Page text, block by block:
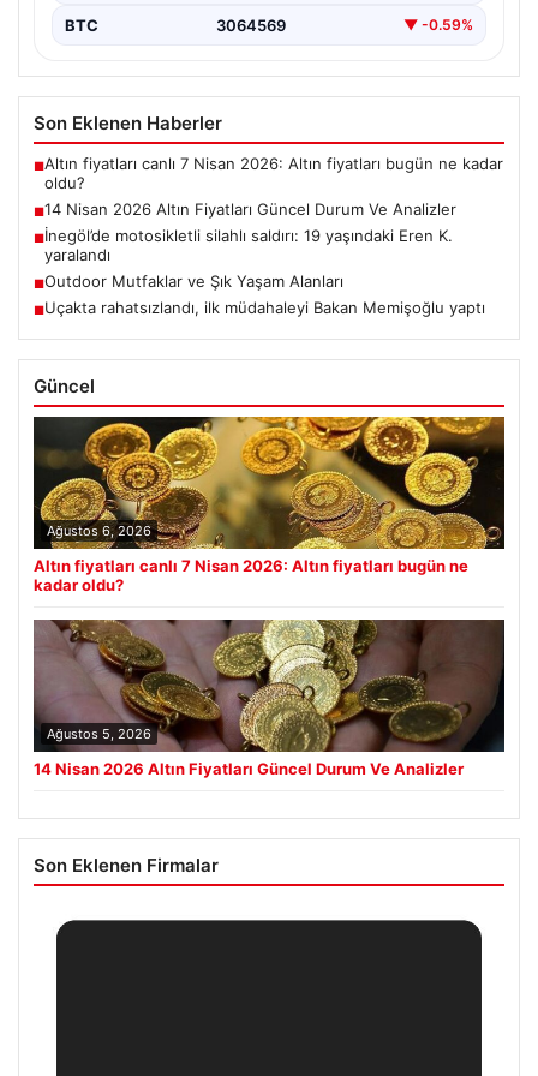
BTC 3064569 ▼ -0.59%
Son Eklenen Haberler
■Altın fiyatları canlı 7 Nisan 2026: Altın fiyatları bugün ne kadar
oldu?
■14 Nisan 2026 Altın Fiyatları Güncel Durum Ve Analizler
■İnegöl’de motosikletli silahlı saldırı: 19 yaşındaki Eren K.
yaralandı
■Outdoor Mutfaklar ve Şık Yaşam Alanları
■Uçakta rahatsızlandı, ilk müdahaleyi Bakan Memişoğlu yaptı
Güncel
Ağustos 6, 2026
Altın fiyatları canlı 7 Nisan 2026: Altın fiyatları bugün ne
kadar oldu?
Ağustos 5, 2026
14 Nisan 2026 Altın Fiyatları Güncel Durum Ve Analizler
Son Eklenen Firmalar